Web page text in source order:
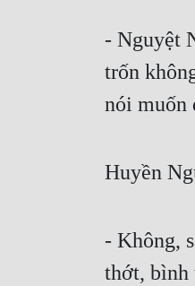
- Nguyệt
trốn
nói muốn
Huyền
- Không,
thớt, bình